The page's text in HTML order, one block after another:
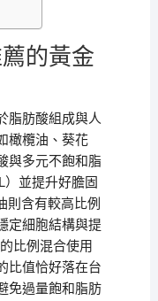
的黃金
脂肪酸組成與人
橄欖油、葵花
與多元不飽和脂
）並提升好膽固
則含有較高比例
定細胞結構與提
比例混合使用
比值恰好落在台
免過量飽和脂肪